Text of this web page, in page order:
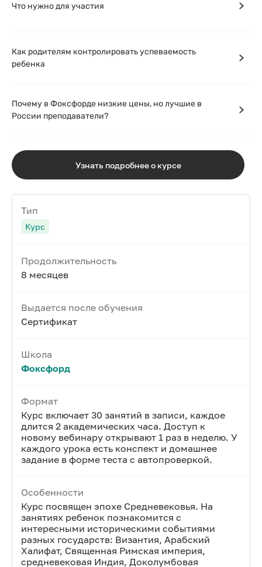
Что нужно для участия
Как родителям контролировать успеваемость
ребенка
Почему в Фоксфорде низкие цены, но лучшие в
России преподаватели?
Узнать подробнее о курсе
Тип
Курс
Продолжительность
8 месяцев
Выдается после обучения
Сертификат
Школа
Фоксфорд
Формат
Курс включает 30 занятий в записи, каждое
длится 2 академических часа. Доступ к
новому вебинару открывают 1 раз в неделю. У
каждого урока есть конспект и домашнее
задание в форме теста с автопроверкой.
Особенности
Курс посвящен эпохе Средневековья. На
занятиях ребенок познакомится с
интересными историческими событиями
разных государств: Византия, Арабский
Халифат, Священная Римская империя,
средневековая Индия, Доколумбовая